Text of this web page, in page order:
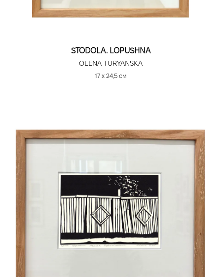
STODOLA. LOPUSHNA
OLENA TURYANSKA
17 х 24,5 см